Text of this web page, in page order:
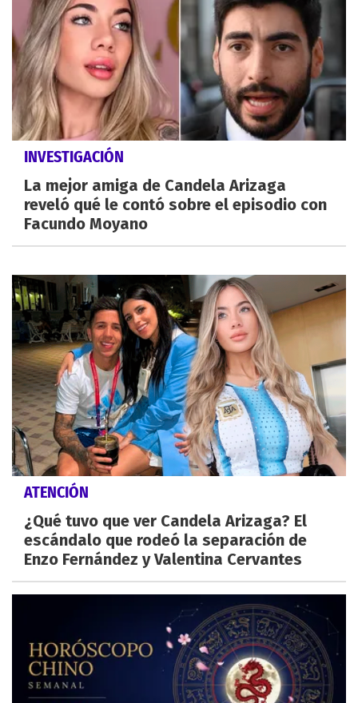
INVESTIGACIÓN
La mejor amiga de Candela Arizaga
reveló qué le contó sobre el episodio con
Facundo Moyano
ATENCIÓN
¿Qué tuvo que ver Candela Arizaga? El
escándalo que rodeó la separación de
Enzo Fernández y Valentina Cervantes